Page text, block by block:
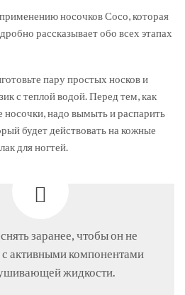
носочков Сосо, которая
рассказывает обо всех этапах
пару простых носков и
с теплой водой. Перед тем, как
носочки, надо вымыть и распарить
будет действовать на кожные
для ногтей.
заранее, чтобы он не
активными компонентами
жидкости.